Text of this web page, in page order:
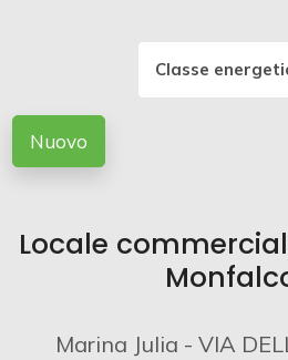
Classe
Nuovo
Locale
Marina Julia - VIA
Commerciali